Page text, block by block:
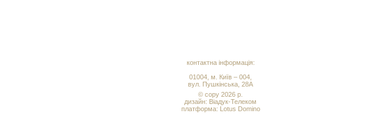
контактна інформація:
01004, м. Київ – 004,
вул. Пушкінська, 28А
© copy 2026 р.
дизайн: Віадук-Телеком
платформа: Lotus Domino